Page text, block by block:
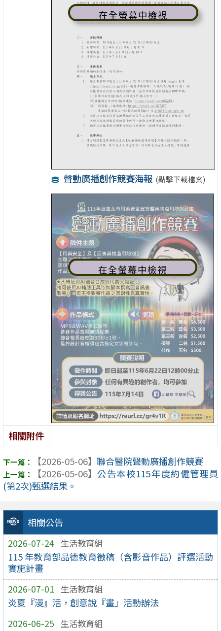
相關公告
2026-07-24 生活教育組
115 年教育部品德教育徵稿（含影音作品）評選活動
實施計畫
2026-07-01 生活教育組
炎夏『漫』活，創意說『畫」活動辦法
2026-06-25 生活教育組
在全螢幕中檢視
聲動廣播創作競賽海報 (點擊下載檔案)
在全螢幕中檢視
相關附件
【2026-05-06】 聯合醫院聲動廣播創作競賽
【2026-05-06】 公告本校115年度約僱管理員
(第2次)甄選結果。